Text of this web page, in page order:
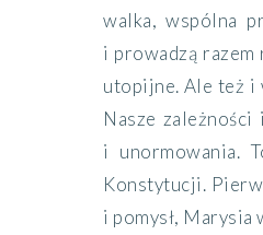
walka, wspólna
i prowadzą
utopijne. Ale też i
Nasze
i unormowania.
Konstytucji.
i pomysł, Marysia